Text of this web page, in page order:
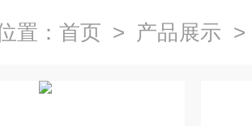
置： 首页 > 产品展示